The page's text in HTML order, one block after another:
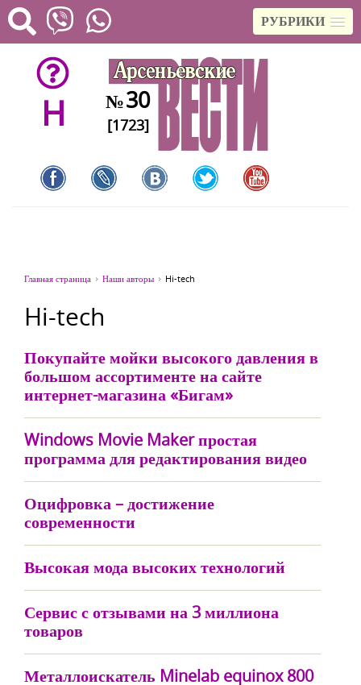
РУБРИКИ
H №30
[1723]
Главная страница Наши авторы Hi-tech
Hi-tech
Покупайте мойки высокого давления в
большом ассортименте на сайте
интернет-магазина «Бигам»
Windows Movie Maker простая
программа для редактирования видео
Оцифровка – достижение
современности
Высокая мода высоких технологий
Сервис с отзывами на 3 миллиона
товаров
Металлоискатель Minelab equinox 800